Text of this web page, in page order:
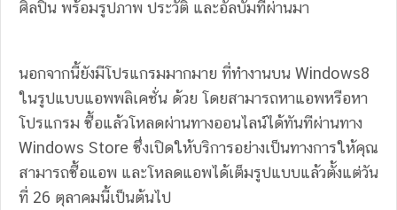
ศิลปิน พร้อมรูปภาพ ประวัติ และอัลบั้มที่ผ่านมา
นอกจากนี้ยังมีโปรแกรมมากมาย ที่ทำงานบน Windows8
ในรูปแบบแอพพลิเคชั่น ด้วย โดยสามารถหาแอพหรือหา
โปรแกรม ซื้อแล้วโหลดผ่านทางออนไลน์ได้ทันทีผ่านทาง
Windows Store ซึ่งเปิดให้บริการอย่างเป็นทางการให้คุณ
สามารถซื้อแอพ และโหลดแอพได้เต็มรูปแบบแล้วตั้งแต่วัน
ที่ 26 ตุลาคมนี้เป็นต้นไป